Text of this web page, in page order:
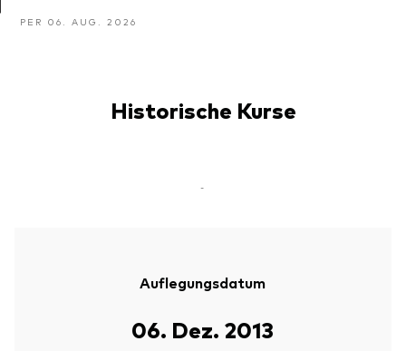
PER 06. AUG. 2026
Historische Kurse
-
Auflegungsdatum
06. Dez. 2013